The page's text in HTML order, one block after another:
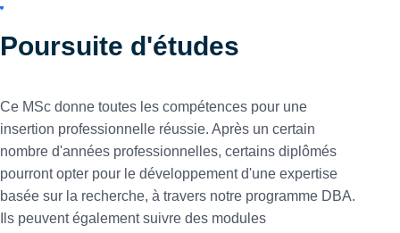
Poursuite d'études
Ce MSc donne toutes les compétences pour une
insertion professionnelle réussie. Après un certain
nombre d'années professionnelles, certains diplômés
pourront opter pour le développement d'une expertise
basée sur la recherche, à travers notre programme DBA.
Ils peuvent également suivre des modules